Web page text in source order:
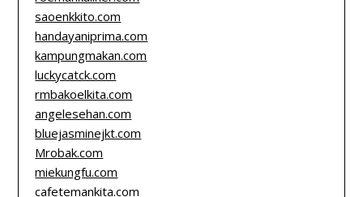
saoenkkito.com
handayaniprima.com
kampungmakan.com
luckycatck.com
rmbakoelkita.com
angelesehan.com
bluejasminejkt.com
Mrobak.com
miekungfu.com
cafetemankita.com